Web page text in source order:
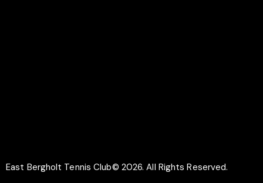
East Bergholt Tennis Club© 2026. All Rights Reserved.